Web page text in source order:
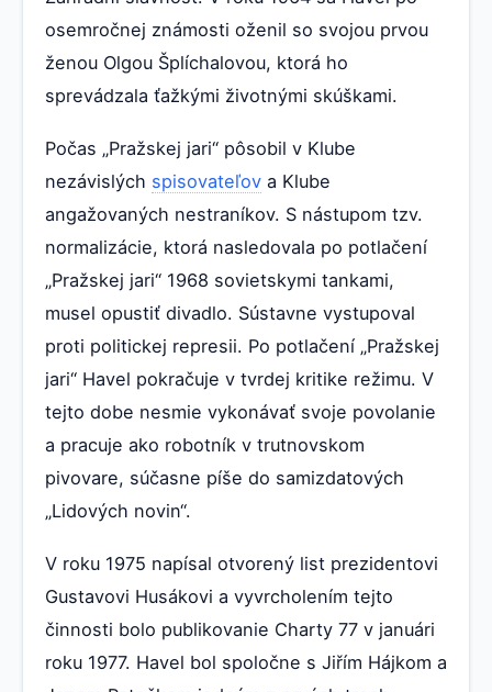
osemročnej známosti oženil so svojou prvou
ženou Olgou Šplíchalovou, ktorá ho
sprevádzala ťažkými životnými skúškami.
Počas „Pražskej jari“ pôsobil v Klube
nezávislých spisovateľov a Klube
angažovaných nestraníkov. S nástupom tzv.
normalizácie, ktorá nasledovala po potlačení
„Pražskej jari“ 1968 sovietskymi tankami,
musel opustiť divadlo. Sústavne vystupoval
proti politickej represii. Po potlačení „Pražskej
jari“ Havel pokračuje v tvrdej kritike režimu. V
tejto dobe nesmie vykonávať svoje povolanie
a pracuje ako robotník v trutnovskom
pivovare, súčasne píše do samizdatových
„Lidových novin“.
V roku 1975 napísal otvorený list prezidentovi
Gustavovi Husákovi a vyvrcholením tejto
činnosti bolo publikovanie Charty 77 v januári
roku 1977. Havel bol spoločne s Jiřím Hájkom a